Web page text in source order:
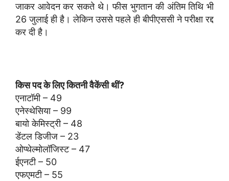
जाकर आवेदन कर सकते थे। फीस भुगतान की अंतिम तिथि भी
26 जुलाई ही है। लेकिन उससे पहले ही बीपीएससी ने परीक्षा रद्द
कर दी है।
किस पद के लिए कितनी वैकेंसी थीं?
एनाटॉमी – 49
एनेस्थेसिया – 99
बायो केमिस्ट्री – 48
डेंटल डिजीज – 23
ओप्थेल्मोलॉजिस्ट – 47
ईएनटी – 50
एफएमटी – 55